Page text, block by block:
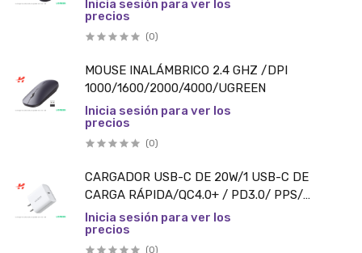
Inicia sesión para ver los
precios
(0)
MOUSE INALÁMBRICO 2.4 GHZ /DPI
1000/1600/2000/4000/UGREEN
Inicia sesión para ver los
precios
(0)
CARGADOR USB-C DE 20W/1 USB-C DE
CARGA RÁPIDA/QC4.0+ / PD3.0/ PPS/
BC1.2/UGREEN
Inicia sesión para ver los
precios
(0)